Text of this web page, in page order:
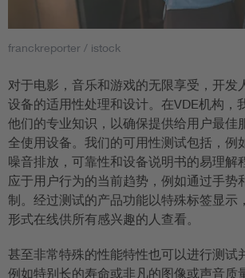
franckreporter / istock
对于电影，音乐和游戏的无限享受，开发
设备的适用性处理和设计。在VDE机构，
他们的专业知识，以确保提供给用户最佳
全使用设备。我们的可用性测试包括，例
噪音排放，可靠性和设备说明书的易理解
应于用户行为的当前趋势，例如通过手势
制。经过测试的产品功能以特殊标签显示
形式在线供所有感兴趣的人查看。
甚至非常特殊的性能特性也可以进行测试
例如特别长的寿命或非凡的图像或声音质